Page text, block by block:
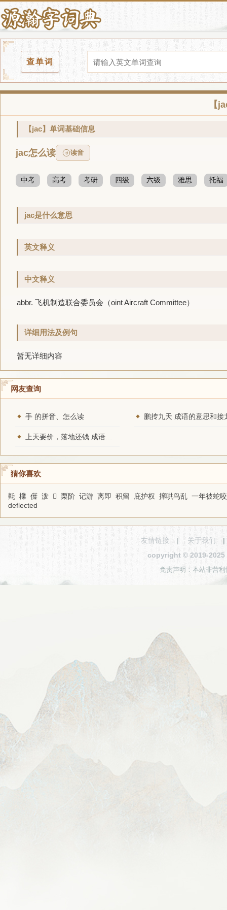
查单词
【
【jac】单词基础信息
jac怎么读 读音
中考 高考 考研 四级 六级 雅思 托福
jac是什么意思
英文释义
中文释义
abbr. 飞机制造联合委员会（oint Aircraft Committee）
详细用法及例句
暂无详细内容
网友查询
手 的拼音、怎么读 鹏抟九天 成语的意思和接
猜你喜欢
氃 檏 僷 泼 𥓯 栗阶 记游 离即 积留 庇护权 撺哄鸟乱 一年被蛇
deflected
友情链接 | 关于我们
copyright © 2019-2025
免责声明：本站非营